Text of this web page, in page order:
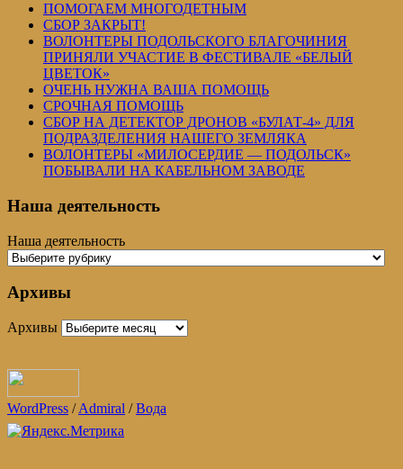
ПОМОГАЕМ МНОГОДЕТНЫМ
СБОР ЗАКРЫТ!
ВОЛОНТЕРЫ ПОДОЛЬСКОГО БЛАГОЧИНИЯ
ПРИНЯЛИ УЧАСТИЕ В ФЕСТИВАЛЕ «БЕЛЫЙ
ЦВЕТОК»
ОЧЕНЬ НУЖНА ВАША ПОМОЩЬ
СРОЧНАЯ ПОМОЩЬ
СБОР НА ДЕТЕКТОР ДРОНОВ «БУЛАТ-4» ДЛЯ
ПОДРАЗДЕЛЕНИЯ НАШЕГО ЗЕМЛЯКА
ВОЛОНТЕРЫ «МИЛОСЕРДИЕ — ПОДОЛЬСК»
ПОБЫВАЛИ НА КАБЕЛЬНОМ ЗАВОДЕ
Наша деятельность
Наша деятельность
Архивы
Архивы
WordPress /Admiral /Вода